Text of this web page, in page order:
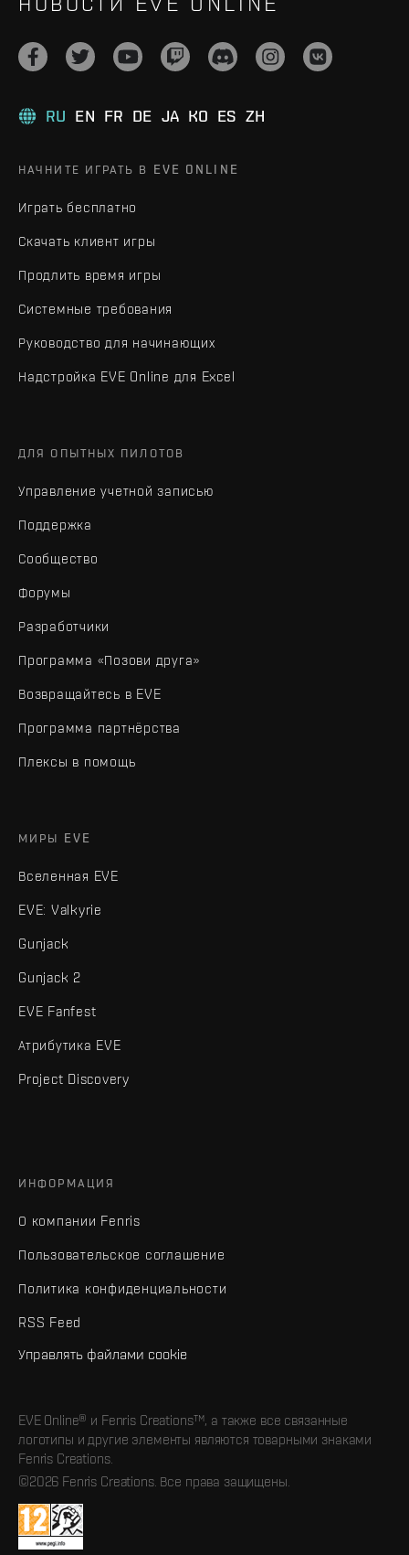
RU EN FR DE JA KO ES ZH
НАЧНИТЕ ИГРАТЬ В EVE ONLINE
Играть бесплатно
Скачать клиент игры
Продлить время игры
Системные требования
Руководство для начинающих
Надстройка EVE Online для Excel
ДЛЯ ОПЫТНЫХ ПИЛОТОВ
Управление учетной записью
Поддержка
Сообщество
Форумы
Разработчики
Программа «Позови друга»
Возвращайтесь в EVE
Программа партнёрства
Плексы в помощь
МИРЫ EVE
Вселенная EVE
EVE: Valkyrie
Gunjack
Gunjack 2
EVE Fanfest
Атрибутика EVE
Project Discovery
ИНФОРМАЦИЯ
О компании Fenris
Пользовательское соглашение
Политика конфиденциальности
RSS Feed
Управлять файлами cookie
EVE Online® и Fenris Creations™, а также все связанные
логотипы и другие элементы являются товарными знаками
Fenris Creations.
©2026 Fenris Creations. Все права защищены.